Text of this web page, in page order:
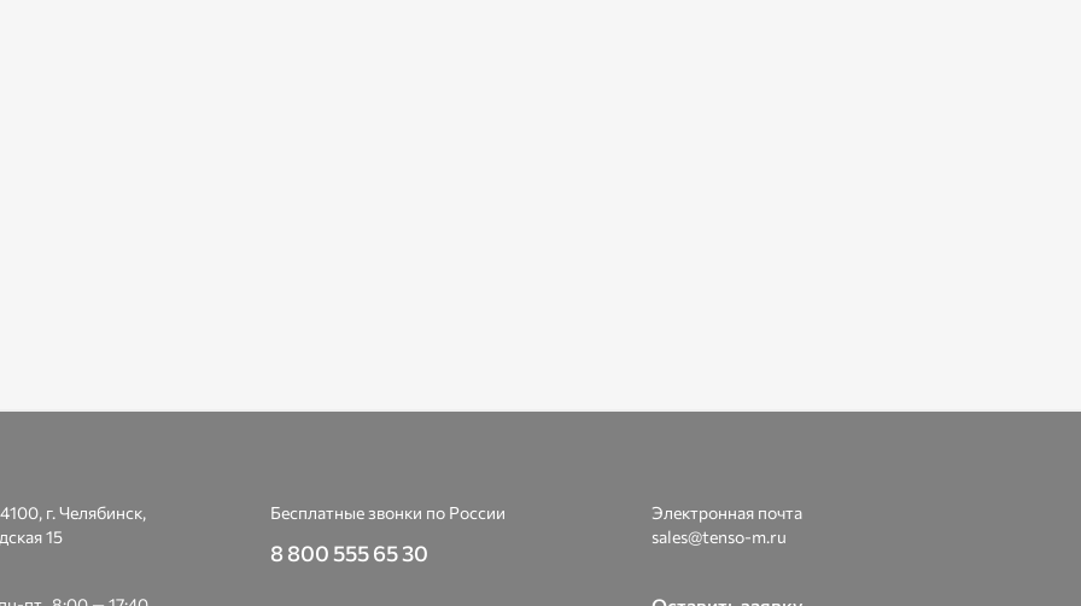
г. Челябинск,
15
Бесплатные звонки по России
8 800 555 65 30
Электронная почта
sales@tenso-m.ru